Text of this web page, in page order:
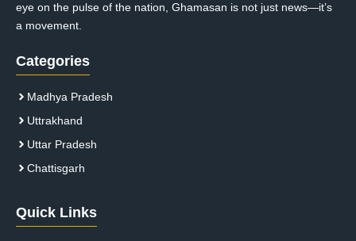
eye on the pulse of the nation, Ghamasan is not just news—it’s
a movement.
Categories
Madhya Pradesh
Uttrakhand
Uttar Pradesh
Chattisgarh
Quick Links